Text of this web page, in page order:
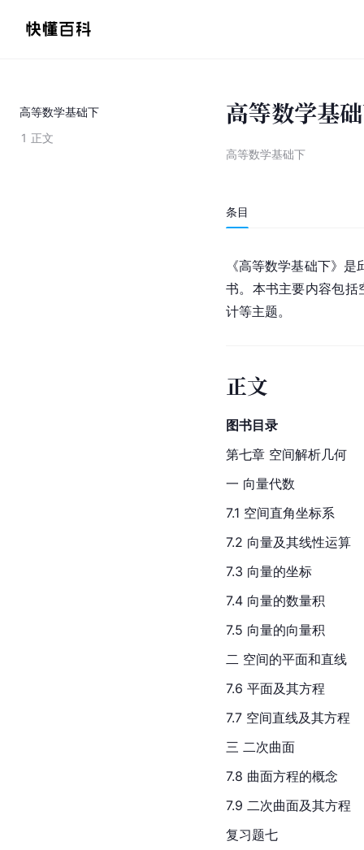
高等数学基础下
1 正文
高等数学基
高等数学基础下
条目
《高等数学基础下》
书。本书主要内容包括
计等主题。
正文
图书目录
第七章 空间解析几何
一 向量代数
7.1 空间直角坐标系
7.2 向量及其线性运算
7.3 向量的坐标
7.4 向量的数量积
7.5 向量的向量积
二 空间的平面和直线
7.6 平面及其方程
7.7 空间直线及其方程
三 二次曲面
7.8 曲面方程的概念
7.9 二次曲面及其方程
复习题七